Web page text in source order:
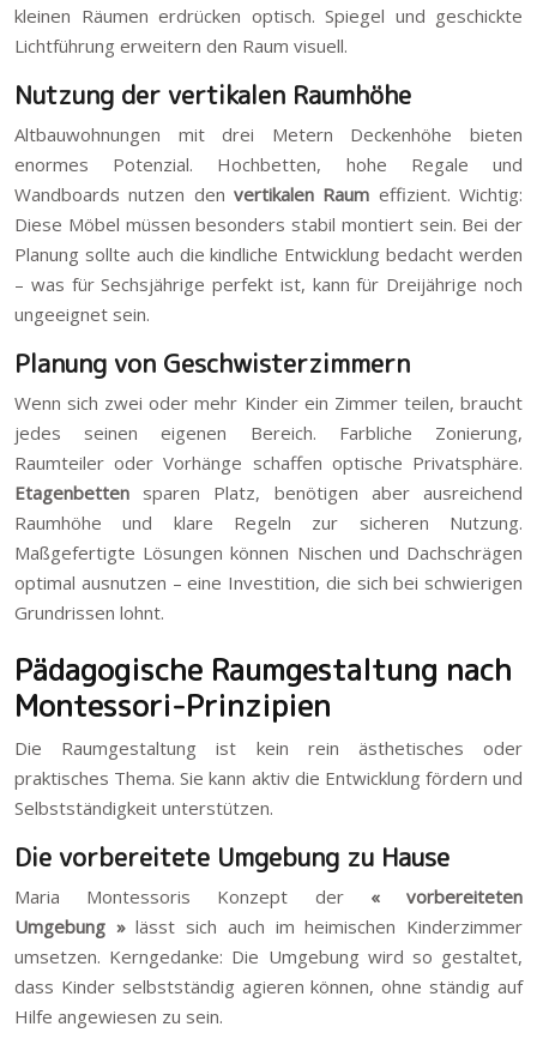
kleinen Räumen erdrücken optisch. Spiegel und geschickte
Lichtführung erweitern den Raum visuell.
Nutzung der vertikalen Raumhöhe
Altbauwohnungen mit drei Metern Deckenhöhe bieten
enormes Potenzial. Hochbetten, hohe Regale und
Wandboards nutzen den vertikalen Raum effizient. Wichtig:
Diese Möbel müssen besonders stabil montiert sein. Bei der
Planung sollte auch die kindliche Entwicklung bedacht werden
– was für Sechsjährige perfekt ist, kann für Dreijährige noch
ungeeignet sein.
Planung von Geschwisterzimmern
Wenn sich zwei oder mehr Kinder ein Zimmer teilen, braucht
jedes seinen eigenen Bereich. Farbliche Zonierung,
Raumteiler oder Vorhänge schaffen optische Privatsphäre.
Etagenbetten sparen Platz, benötigen aber ausreichend
Raumhöhe und klare Regeln zur sicheren Nutzung.
Maßgefertigte Lösungen können Nischen und Dachschrägen
optimal ausnutzen – eine Investition, die sich bei schwierigen
Grundrissen lohnt.
Pädagogische Raumgestaltung nach
Montessori-Prinzipien
Die Raumgestaltung ist kein rein ästhetisches oder
praktisches Thema. Sie kann aktiv die Entwicklung fördern und
Selbstständigkeit unterstützen.
Die vorbereitete Umgebung zu Hause
Maria Montessoris Konzept der « vorbereiteten
Umgebung »lässt sich auch im heimischen Kinderzimmer
umsetzen. Kerngedanke: Die Umgebung wird so gestaltet,
dass Kinder selbstständig agieren können, ohne ständig auf
Hilfe angewiesen zu sein.